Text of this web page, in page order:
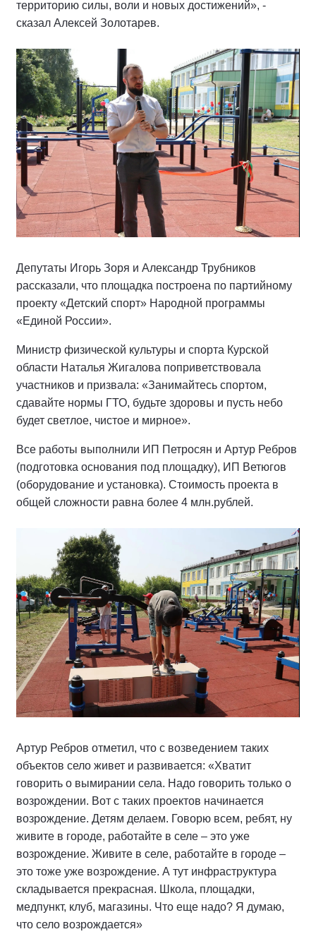
территорию силы, воли и новых достижений», -
сказал Алексей Золотарев.
Депутаты Игорь Зоря и Александр Трубников
рассказали, что площадка построена по партийному
проекту «Детский спорт» Народной программы
«Единой России».
Министр физической культуры и спорта Курской
области Наталья Жигалова поприветствовала
участников и призвала: «Занимайтесь спортом,
сдавайте нормы ГТО, будьте здоровы и пусть небо
будет светлое, чистое и мирное».
Все работы выполнили ИП Петросян и Артур Ребров
(подготовка основания под площадку), ИП Ветюгов
(оборудование и установка). Стоимость проекта в
общей сложности равна более 4 млн.рублей.
Артур Ребров отметил, что с возведением таких
объектов село живет и развивается: «Хватит
говорить о вымирании села. Надо говорить только о
возрождении. Вот с таких проектов начинается
возрождение. Детям делаем. Говорю всем, ребят, ну
живите в городе, работайте в селе – это уже
возрождение. Живите в селе, работайте в городе –
это тоже уже возрождение. А тут инфраструктура
складывается прекрасная. Школа, площадки,
медпункт, клуб, магазины. Что еще надо? Я думаю,
что село возрождается»